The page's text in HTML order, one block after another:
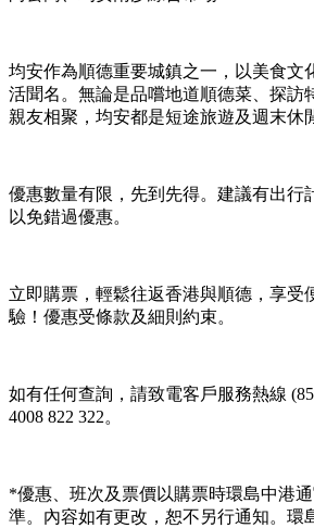
均安作為順德重要城鎮之一，以美食文
活聞名。無論是品嚐地道順德菜、探訪
親友相聚，均安都是短途旅遊及週末休
優惠數量有限，先到先得。建議有出行
以免錯過優惠。
立即購票，輕鬆往返香港與順德，享受
驗！優惠受條款及細則約束。
如有任何查詢，請致電客戶服務熱線
4008 822 322。
*優惠、班次及票價以購票時環島中港
準。內容如有更改，恕不另行通知。環